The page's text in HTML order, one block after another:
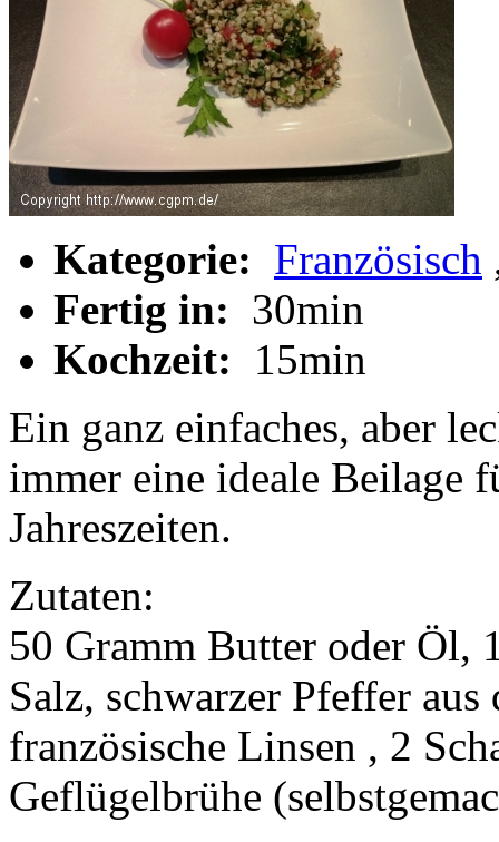
Kategorie: Französisch
Fertig in: 30min
Kochzeit:
15min
Ein ganz einfaches, aber
immer eine ideale Beilage
Jahreszeiten.
Zutaten:
50 Gramm Butter oder Öl,
Salz, schwarzer Pfeffer
französische Linsen , 2
Geflügelbrühe